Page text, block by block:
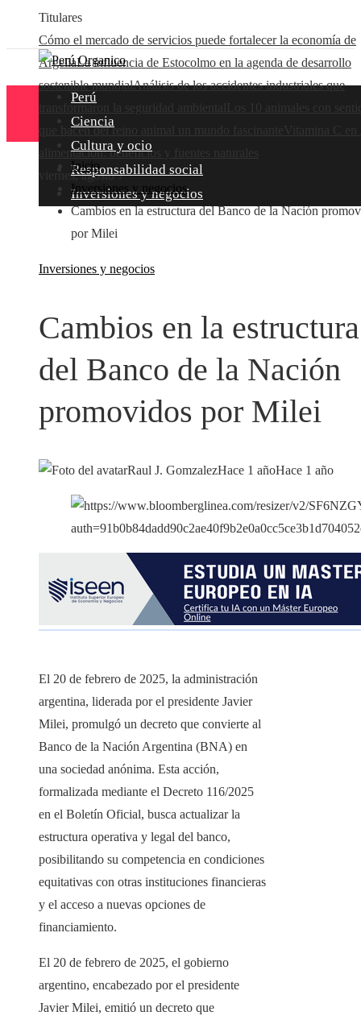
Titulares
Cómo el mercado de servicios puede fortalecer la economía de
ArgeliaLa influencia de Estocolmo en la agenda de desarrollo
sostenible mundialAnálisis de los accidentes industriales que
transformaron la seguridad ambiental
que hacen del reino animal un mundo fascinante
alimentación: beneficios y fuentes naturales
viernes, agosto 7
Perú
Ciencia
Cultura y ocio
Responsabilidad social
Inversiones y negocios
Inicio
Inversiones y negocios
Cambios en la estructura del Banco de la Nación
por Milei
Inversiones y negocios
Cambios en la estructura
del Banco de la Nación
promovidos por Milei
Raul J. GomzalezHace 1 añoHace 1 año
El 20 de febrero de 2025, la administración
argentina, liderada por el presidente Javier
Milei, promulgó un decreto que convierte al
Banco de la Nación Argentina (BNA) en
una sociedad anónima. Esta acción,
formalizada mediante el Decreto 116/2025
en el Boletín Oficial, busca actualizar la
estructura operativa y legal del banco,
posibilitando su competencia en condiciones
equitativas con otras instituciones financieras
y el acceso a nuevas opciones de
financiamiento.
El 20 de febrero de 2025, el gobierno
argentino, encabezado por el presidente
Javier Milei, emitió un decreto que